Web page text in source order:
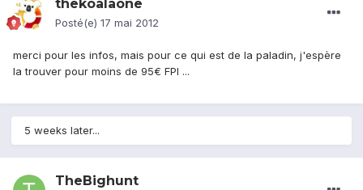
thekoalaone
Posté(e) 17 mai 2012
merci pour les infos, mais pour ce qui est de la paladin, j'espère
la trouver pour moins de 95€ FPI ...
5 weeks later...
TheBighunt